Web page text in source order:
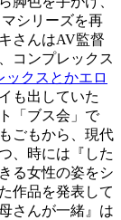
シリーズを再
さんはAV監督
コンプレックス
ックスとかエロ
も出していた
「ブス会」で
ごもから、現代
、時には『した
る女性の姿をシ
作品を発表して
さんが一緒』は